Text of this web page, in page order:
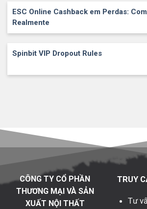
ESC Online Cashback em Perdas:
Realmente
Spinbit VIP Dropout Rules
CÔNG TY CỔ PHẦN
THƯƠNG MẠI VÀ SẢN
XUẤT NỘI THẤT
TRUY
Tư